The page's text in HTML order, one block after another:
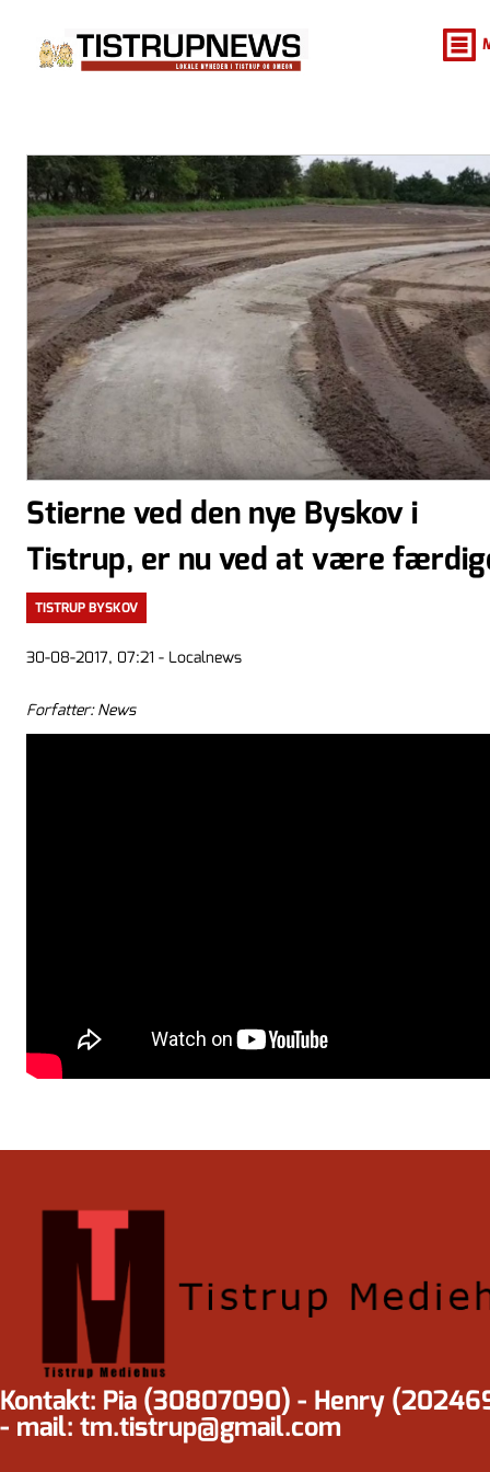
Stierne ved den nye Byskov i
Tistrup, er nu ved at være
TISTRUP BYSKOV
30-08-2017, 07:21 - Localnews
Forfatter: News
Kontakt: Pia (30807090) - Henry
- mail: tm.tistrup@gmail.com